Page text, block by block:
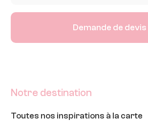
Demande de devis
Notre destination
Toutes nos inspirations à la carte